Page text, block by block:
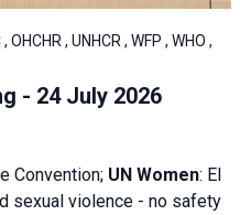
, UNHCR , WFP , WHO ,
- 24 July 2026
Convention; UN Women: El
sexual violence - no safety